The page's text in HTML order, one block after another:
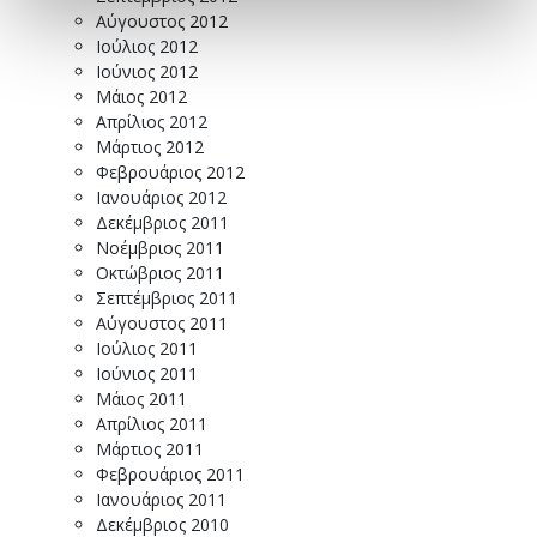
Αύγουστος 2012
Ιούλιος 2012
Ιούνιος 2012
Μάιος 2012
Απρίλιος 2012
Μάρτιος 2012
Φεβρουάριος 2012
Ιανουάριος 2012
Δεκέμβριος 2011
Νοέμβριος 2011
Οκτώβριος 2011
Σεπτέμβριος 2011
Αύγουστος 2011
Ιούλιος 2011
Ιούνιος 2011
Μάιος 2011
Απρίλιος 2011
Μάρτιος 2011
Φεβρουάριος 2011
Ιανουάριος 2011
Δεκέμβριος 2010